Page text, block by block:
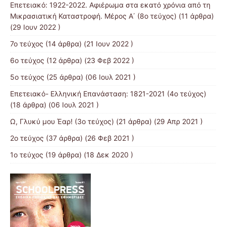
Επετειακό: 1922-2022. Αφιέρωμα στα εκατό χρόνια από τη
Μικρασιατική Καταστροφή. Μέρος Α΄ (8ο τεύχος) (11 άρθρα)
(29 Ιουν 2022 )
7o τεύχος (14 άρθρα) (21 Ιουν 2022 )
6ο τεύχος (12 άρθρα) (23 Φεβ 2022 )
5ο τεύχος (25 άρθρα) (06 Ιουλ 2021 )
Επετειακό- Ελληνική Επανάσταση: 1821-2021 (4ο τεύχος)
(18 άρθρα) (06 Ιουλ 2021 )
Ω, Γλυκύ μου Έαρ! (3ο τεύχος) (21 άρθρα) (29 Απρ 2021 )
2o τεύχος (37 άρθρα) (26 Φεβ 2021 )
1ο τεύχος (19 άρθρα) (18 Δεκ 2020 )